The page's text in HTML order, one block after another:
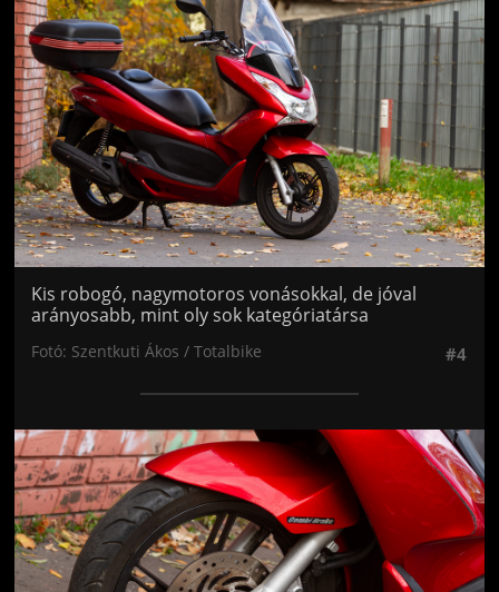
Kis robogó, nagymotoros vonásokkal, de jóval
arányosabb, mint oly sok kategóriatársa
Fotó: Szentkuti Ákos / Totalbike #4
Jön még kép!